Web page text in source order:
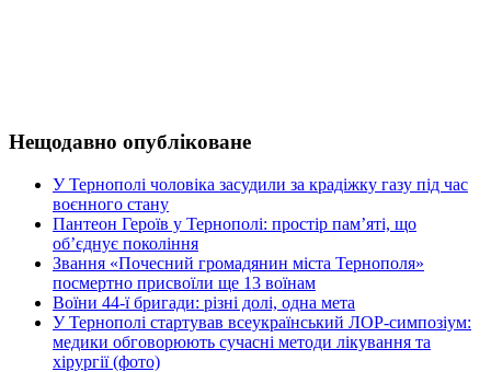
Нещодавно опубліковане
У Тернополі чоловіка засудили за крадіжку газу під час
воєнного стану
Пантеон Героїв у Тернополі: простір пам’яті, що
об’єднує покоління
Звання «Почесний громадянин міста Тернополя»
посмертно присвоїли ще 13 воїнам
Воїни 44-ї бригади: різні долі, одна мета
У Тернополі стартував всеукраїнський ЛОР-симпозіум:
медики обговорюють сучасні методи лікування та
хірургії (фото)